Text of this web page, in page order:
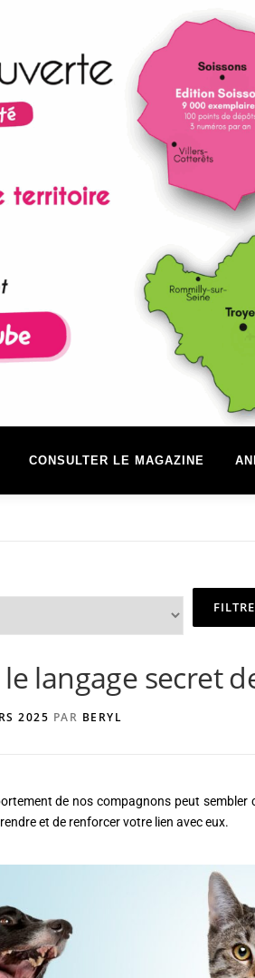
CONSULTER LE MAGAZINE
langage secret
2025 PAR BERYL
de nos compagnons peut sembler
et de renforcer votre lien avec eux.